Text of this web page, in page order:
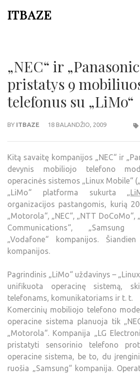
ITBAZE
„NEC“ ir
pristatys 9
telefonus su „LiMo“
BY ITBAZE 18 BALANDŽIO, 2009
Kitą savaitę kompanijos „NEC“ ir
devynis mobiliojo telefono
operacinės sistemos „Linux Mobile“
„LiMo“ platforma sukurta „
organizacijos pastangomis, kurią
„Motorola“, „NEC“, „NTT DoCoMo“,
Communications“,
„Vodafone“ kompanijos.
kompanijos.
Pagrindinis „LiMo“ uždavinys –
unifikuota operacinę sistemą,
telefonams, komunikatoriams ir t. t.
Komercinių mobiliojo telefono
operacine sistema planuoja tik
„Motorola“. Kompanija „LG
pristatyti sensorinio telefono
operacine sistema, be to, du
ruošia „Samsung“ kompanija.